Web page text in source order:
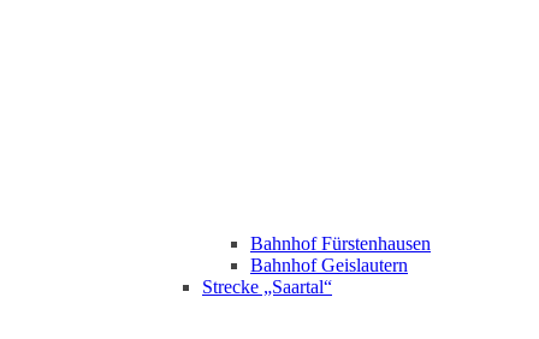
Bahnhof Fürstenhausen
Bahnhof Geislautern
Strecke „Saartal“